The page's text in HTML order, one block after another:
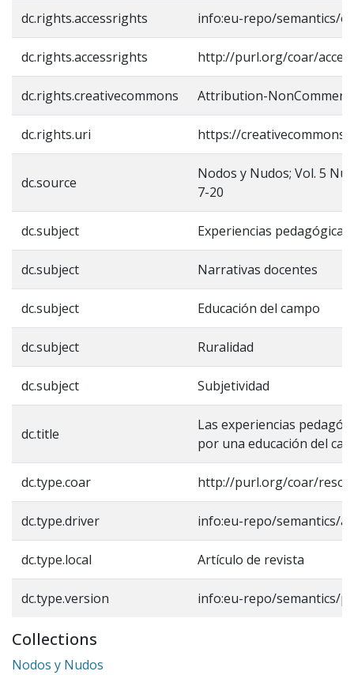
dc.rights.accessrights info:eu-repo/semantics/
dc.rights.accessrights http://purl.org/coar/
dc.rights.creativecommons Attribution-
dc.rights.uri https://
dc.source
Nodos y Nudos; Vol. 5
7-20
dc.subject Experiencias pedagógicas
dc.subject Narrativas docentes
dc.subject Educación del campo
dc.subject Ruralidad
dc.subject Subjetividad
dc.title
Las experiencias
por una educación del
dc.type.coar http://purl.org/coar/
dc.type.driver info:eu-repo/semantics/
dc.type.local Artículo de revista
dc.type.version info:eu-repo/semantics/
Collections
Nodos y Nudos